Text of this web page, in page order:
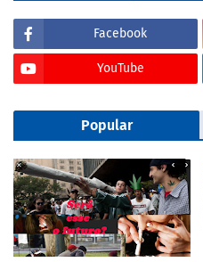
Facebook
YouTube
Popular